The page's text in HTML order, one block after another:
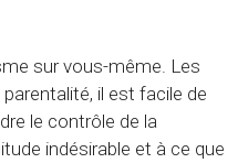
sur vous-même. Les
il est facile de
le contrôle de la
indésirable et à ce que